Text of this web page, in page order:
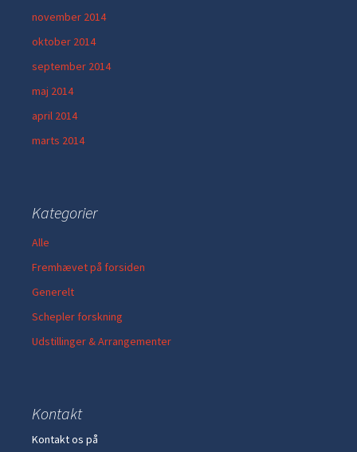
november 2014
oktober 2014
september 2014
maj 2014
april 2014
marts 2014
Kategorier
Alle
Fremhævet på forsiden
Generelt
Schepler forskning
Udstillinger & Arrangementer
Kontakt
Kontakt os på